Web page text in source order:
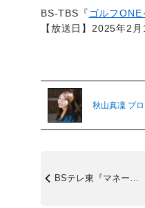
BS-TBS『 ゴルフONE
【放送日】2025年2
秋山真凜 プ
BSテレ東『マネーのまなび』2/17(月...